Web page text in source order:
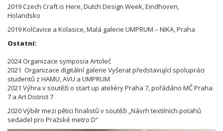
2019 Czech Craft is Here, Dutch Design Week, Eindhoven,
Holandsko
2019 Kolčavice a Kolasice, Malá galerie UMPRUM – NIKA, Praha
Ostatní:
2024 Organizace symposia Artoleč
2021 Organizace digitální galerie Vyšerat představující spolupráci
studentů z HAMU, AVU a UMPRUM
2021 Výhra v soutěži o start up ateliéry Praha 7, pořádáno MČ Praha
7 a Art District 7
2020 Výběr mezi pětici finalistů v soutěži „Návrh textilních potahů
sedadel pro Pražské metro D“